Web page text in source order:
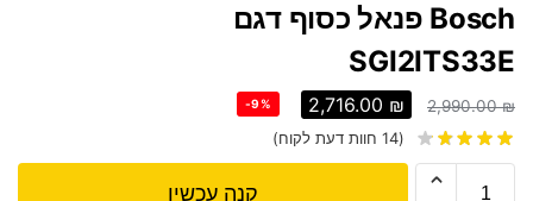
Bosch פנאל כסוף דגם
SGI2ITS33E
2,990.00₪
2,716.00 ₪
-9%
(
14 חוות דעת לקוח)
קנה עכשיו